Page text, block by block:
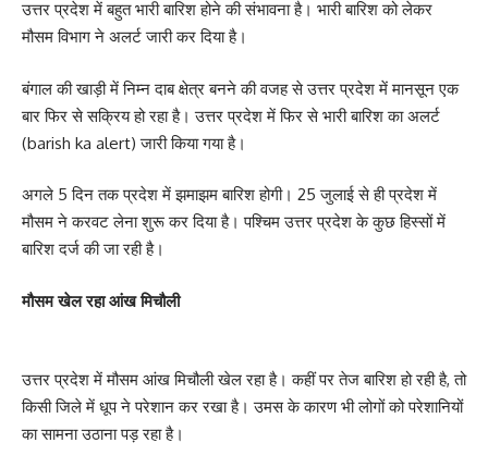
उत्तर प्रदेश में बहुत भारी बारिश होने की संभावना है। भारी बारिश को लेकर
मौसम विभाग ने अलर्ट जारी कर दिया है।
बंगाल की खाड़ी में निम्न दाब क्षेत्र बनने की वजह से उत्तर प्रदेश में मानसून एक
बार फिर से सक्रिय हो रहा है। उत्तर प्रदेश में फिर से भारी बारिश का अलर्ट
(barish ka alert) जारी किया गया है।
अगले 5 दिन तक प्रदेश में झमाझम बारिश होगी। 25 जुलाई से ही प्रदेश में
मौसम ने करवट लेना शुरू कर दिया है। पश्चिम उत्तर प्रदेश के कुछ हिस्सों में
बारिश दर्ज की जा रही है।
मौसम खेल रहा आंख मिचौली
उत्तर प्रदेश में मौसम आंख मिचौली खेल रहा है। कहीं पर तेज बारिश हो रही है, तो
किसी जिले में धूप ने परेशान कर रखा है। उमस के कारण भी लोगों को परेशानियों
का सामना उठाना पड़ रहा है।